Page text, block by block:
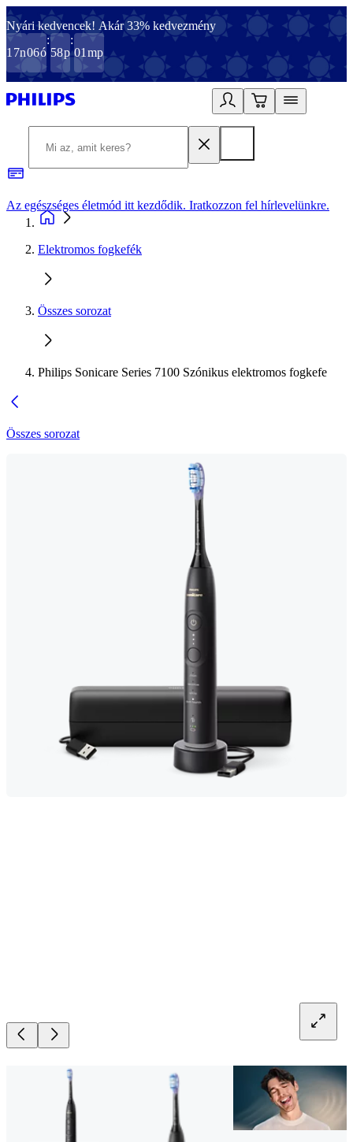
Nyári kedvencek! Akár 33% kedvezmény
17n06ó
:
58p
:
01 mp
Az egészséges életmód itt kezdődik. Iratkozzon fel hírlevelünkre.
Elektromos fogkefék
Összes sorozat
Philips Sonicare Series 7100 Szónikus elektromos fogkefe
Összes sorozat